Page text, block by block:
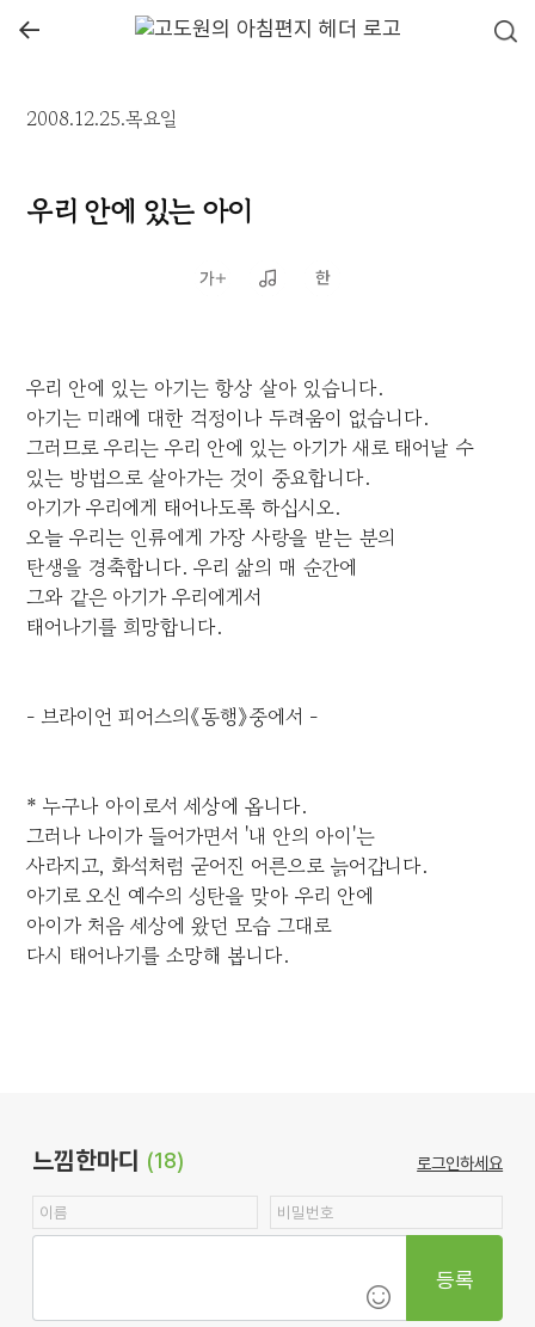
←
2008.12.25.목요일
우리 안에 있는 아이
우리 안에 있는 아기는 항상 살아 있습니다.
아기는 미래에 대한 걱정이나 두려움이 없습니다.
그러므로 우리는 우리 안에 있는 아기가 새로 태어날 수
있는 방법으로 살아가는 것이 중요합니다.
아기가 우리에게 태어나도록 하십시오.
오늘 우리는 인류에게 가장 사랑을 받는 분의
탄생을 경축합니다. 우리 삶의 매 순간에
그와 같은 아기가 우리에게서
태어나기를 희망합니다.
- 브라이언 피어스의《동행》중에서 -
* 누구나 아이로서 세상에 옵니다.
그러나 나이가 들어가면서 '내 안의 아이'는
사라지고, 화석처럼 굳어진 어른으로 늙어갑니다.
아기로 오신 예수의 성탄을 맞아 우리 안에
아이가 처음 세상에 왔던 모습 그대로
다시 태어나기를 소망해 봅니다.
느낌한마디 (18) 로그인하세요
등록